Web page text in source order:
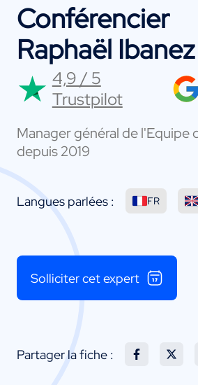
Conférencier
Raphaël Ibanez
4,9 / 5
Trustpilot
Manager général de l'Equipe
depuis 2019
Langues parlées : FR
Solliciter cet expert
Partager la fiche :